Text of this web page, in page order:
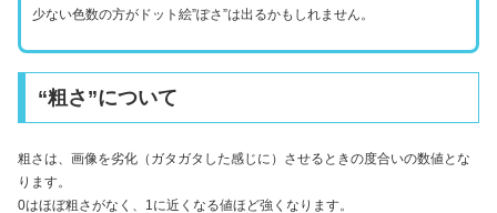
少ない色数の方がドット絵”ぽさ”は出るかもしれません。
“粗さ”について
粗さは、画像を劣化（ガタガタした感じに）させるときの度合いの数値とな
ります。
0はほぼ粗さがなく、1に近くなる値ほど強くなります。